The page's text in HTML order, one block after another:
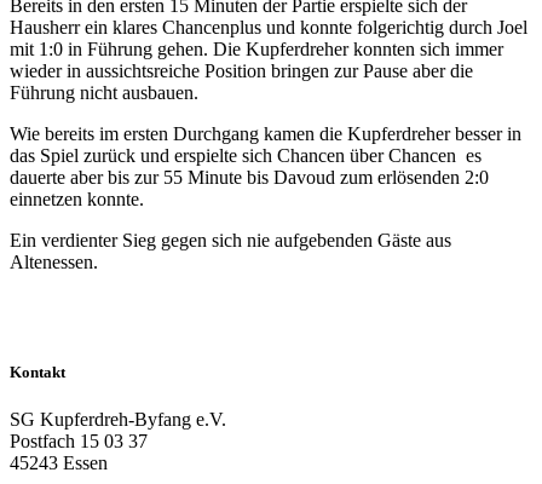
Bereits in den ersten 15 Minuten der Partie erspielte sich der
Hausherr ein klares Chancenplus und konnte folgerichtig durch Joel
mit 1:0 in Führung gehen. Die Kupferdreher konnten sich immer
wieder in aussichtsreiche Position bringen zur Pause aber die
Führung nicht ausbauen.
Wie bereits im ersten Durchgang kamen die Kupferdreher besser in
das Spiel zurück und erspielte sich Chancen über Chancen es
dauerte aber bis zur 55 Minute bis Davoud zum erlösenden 2:0
einnetzen konnte.
Ein verdienter Sieg gegen sich nie aufgebenden Gäste aus
Altenessen.
Kontakt
SG Kupferdreh-Byfang e.V.
Postfach 15 03 37
45243 Essen